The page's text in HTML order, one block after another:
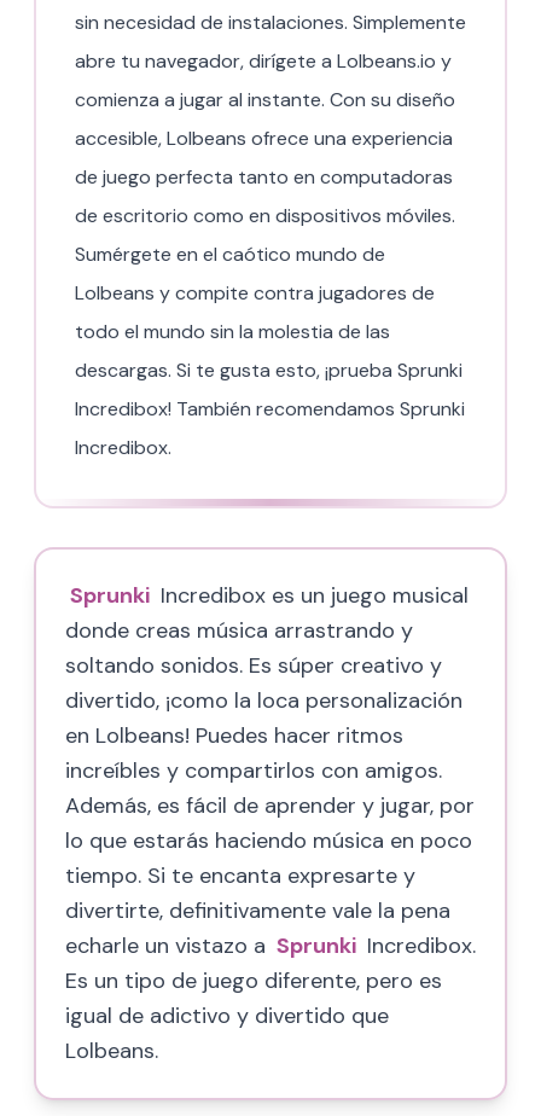
sin necesidad de instalaciones. Simplemente
abre tu navegador, dirígete a Lolbeans.io y
comienza a jugar al instante. Con su diseño
accesible, Lolbeans ofrece una experiencia
de juego perfecta tanto en computadoras
de escritorio como en dispositivos móviles.
Sumérgete en el caótico mundo de
Lolbeans y compite contra jugadores de
todo el mundo sin la molestia de las
descargas. Si te gusta esto, ¡prueba Sprunki
Incredibox! También recomendamos Sprunki
Incredibox.
Sprunki Incredibox es un juego musical
donde creas música arrastrando y
soltando sonidos. Es súper creativo y
divertido, ¡como la loca personalización
en Lolbeans! Puedes hacer ritmos
increíbles y compartirlos con amigos.
Además, es fácil de aprender y jugar, por
lo que estarás haciendo música en poco
tiempo. Si te encanta expresarte y
divertirte, definitivamente vale la pena
echarle un vistazo a Sprunki Incredibox.
Es un tipo de juego diferente, pero es
igual de adictivo y divertido que
Lolbeans.